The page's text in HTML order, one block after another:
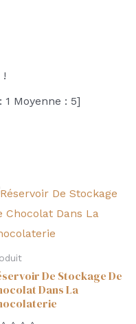
!
1 Moyenne : 5]
De Stockage De
Dans La